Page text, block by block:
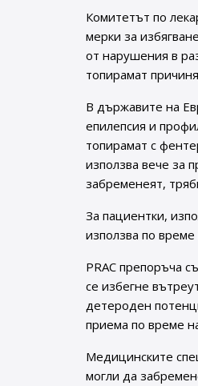
Комитетът по
мерки за
от нарушения в
топирамат
В държавите на
епилепсия и
топирамат с
използва вече за
забременеят,
За пациентки,
използва по
PRAC препоръча
се избегне
детероден
приема по време
Медицинските
могли да